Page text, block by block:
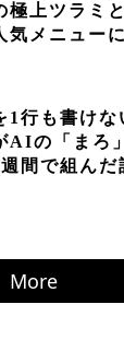
極上ツラミ
気メニュー
1行も書け
AIの「まろ
間で組んだ
More